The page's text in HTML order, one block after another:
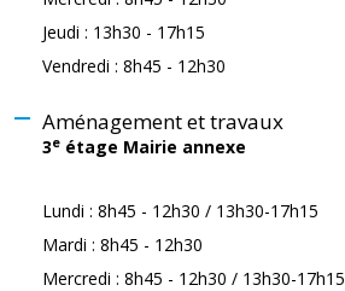
Jeudi : 13h30 - 17h15
Vendredi : 8h45 - 12h30
Aménagement et travaux
3e étage Mairie annexe
Lundi : 8h45 - 12h30 / 13h30-17h15
Mardi : 8h45 - 12h30
Mercredi : 8h45 - 12h30 / 13h30-17h15